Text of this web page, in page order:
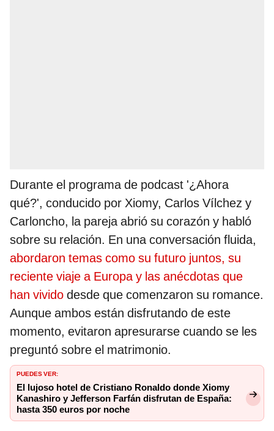
Durante el programa de podcast '¿Ahora
qué?', conducido por Xiomy, Carlos Vílchez y
Carloncho, la pareja abrió su corazón y habló
sobre su relación. En una conversación fluida,
abordaron temas como su futuro juntos, su
reciente viaje a Europa y las anécdotas que
han vivido desde que comenzaron su romance.
Aunque ambos están disfrutando de este
momento, evitaron apresurarse cuando se les
preguntó sobre el matrimonio.
PUEDES VER:
El lujoso hotel de Cristiano Ronaldo donde Xiomy
Kanashiro y Jefferson Farfán disfrutan de España:
hasta 350 euros por noche